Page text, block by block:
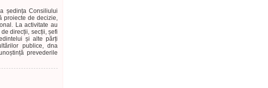
ședința Consiliului
proiecte de decizie,
La activitate au
direcții, secții, șefi
și alte părți
publice, dna
prevederile